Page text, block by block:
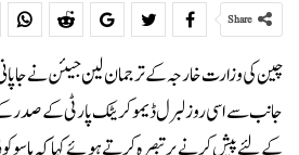
Share
چین کی وزارت خارجہ کے ترجمان لین جیئن نے
جانب سے اسی روز لبرل ڈیموکریٹک پارٹی کے صدر کے